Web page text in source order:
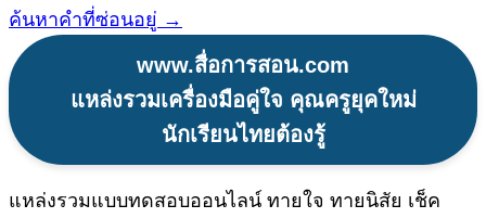
ค้นหาคำที่ซ่อนอยู่ →
www.สื่อการสอน.com
แหล่งรวมเครื่องมือคู่ใจ คุณครูยุคใหม่
นักเรียนไทยต้องรู้
แหล่งรวมแบบทดสอบออนไลน์ ทายใจ ทายนิสัย เช็ค